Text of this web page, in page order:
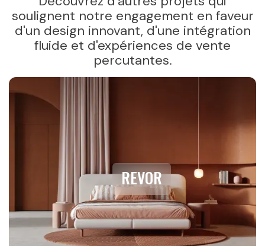
soulignent notre engagement en faveur
d'un design innovant, d'une intégration
fluide et d'expériences de vente
percutantes.
REVOR